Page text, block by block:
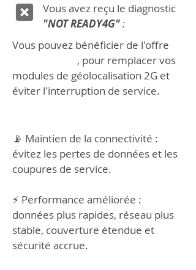
Vous avez reçu le diagnostic
"NOT READY4G":
Vous pouvez bénéficier de l'offre
, pour remplacer vos
modules de géolocalisation 2G et
éviter l'interruption de service.
📡 Maintien de la connectivité :
évitez les pertes de données et les
coupures de service.
⚡ Performance améliorée :
données plus rapides, réseau plus
stable, couverture étendue et
sécurité accrue.